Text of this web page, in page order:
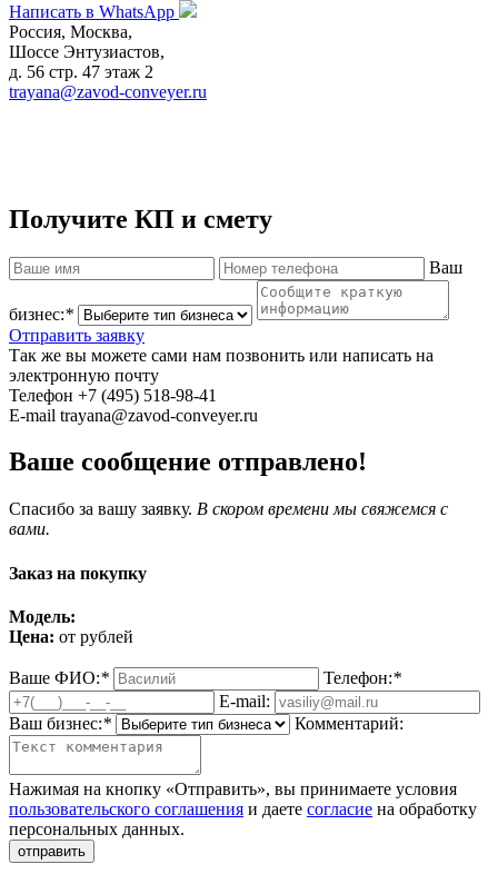
Написать в WhatsApp
Россия, Москва,
Шоссе Энтузиастов,
д. 56 стр. 47 этаж 2
trayana@zavod-conveyer.ru
Получите КП и смету
Ваш
бизнес:*
Отправить заявку
Так же вы можете сами нам позвонить или написать на
электронную почту
Телефон +7 (495) 518-98-41
E-mail trayana@zavod-conveyer.ru
Ваше сообщение отправлено!
Спасибо за вашу заявку. В скором времени мы свяжемся с
вами.
Заказ на покупку
Модель:
Цена: от рублей
Ваше ФИО:* Телефон:*
E-mail:
Ваш бизнес:* Комментарий:
Нажимая на кнопку «Отправить», вы принимаете условия
пользовательского соглашения и даете согласие на обработку
персональных данных.
отправить